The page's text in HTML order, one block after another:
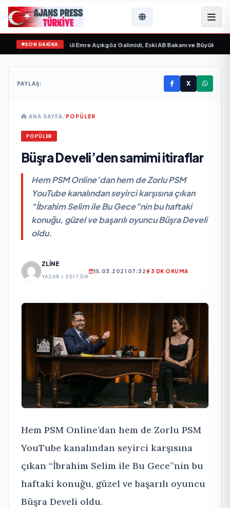
SON DAKİKA
“ yayımlandı• Ali Emre Açıkgöz Galimidi, Eski AB Bakanı ve Büyükelçi
PAYLAŞ: X
ANA SAYFA/POPÜLER
POPÜLER
Büşra Develi’den samimi itiraflar
Hem PSM Online’dan hem de Zorlu PSM
YouTube kanalından seyirci karşısına çıkan
“İbrahim Selim ile Bu Gece”nin bu haftaki
konuğu, güzel ve başarılı oyuncu Büşra Develi
oldu.
ZLINE
YAZAR / EDITÖR
15.03.2021 07:32 3 DK OKUMA
Hem PSM Online’dan hem de Zorlu PSM
YouTube kanalından seyirci karşısına
çıkan “İbrahim Selim ile Bu Gece”nin bu
haftaki konuğu, güzel ve başarılı oyuncu
Büşra Develi oldu.